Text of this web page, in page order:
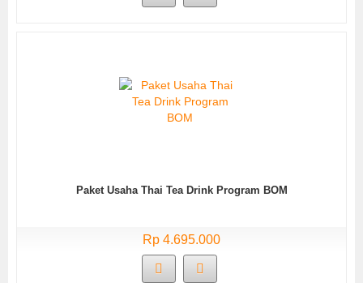
Paket Usaha Thai Tea Drink Program BOM
Rp 4.695.000